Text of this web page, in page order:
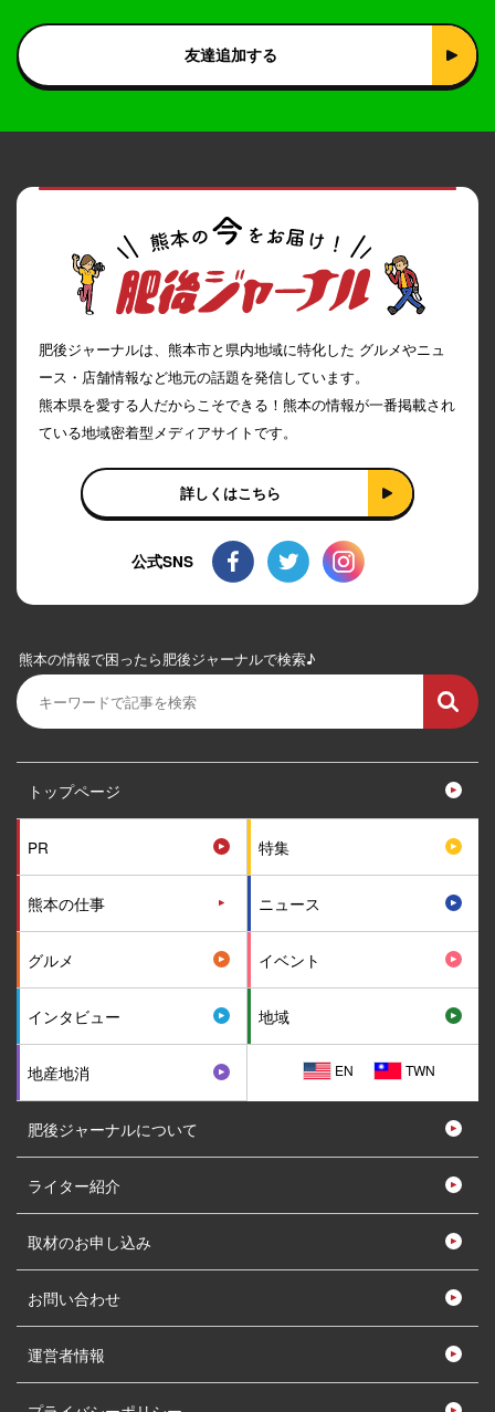
友達追加する
肥後ジャーナルは、熊本市と県内地域に特化した グルメやニュ
ース・店舗情報など地元の話題を発信しています。
熊本県を愛する人だからこそできる！熊本の情報が一番掲載され
ている地域密着型メディアサイトです。
詳しくはこちら
公式SNS
熊本の情報で困ったら肥後ジャーナルで検索♪
トップページ
PR 特集
熊本の仕事 ニュース
グルメ イベント
インタビュー 地域
地産地消 EN TWN
肥後ジャーナルについて
ライター紹介
取材のお申し込み
お問い合わせ
運営者情報